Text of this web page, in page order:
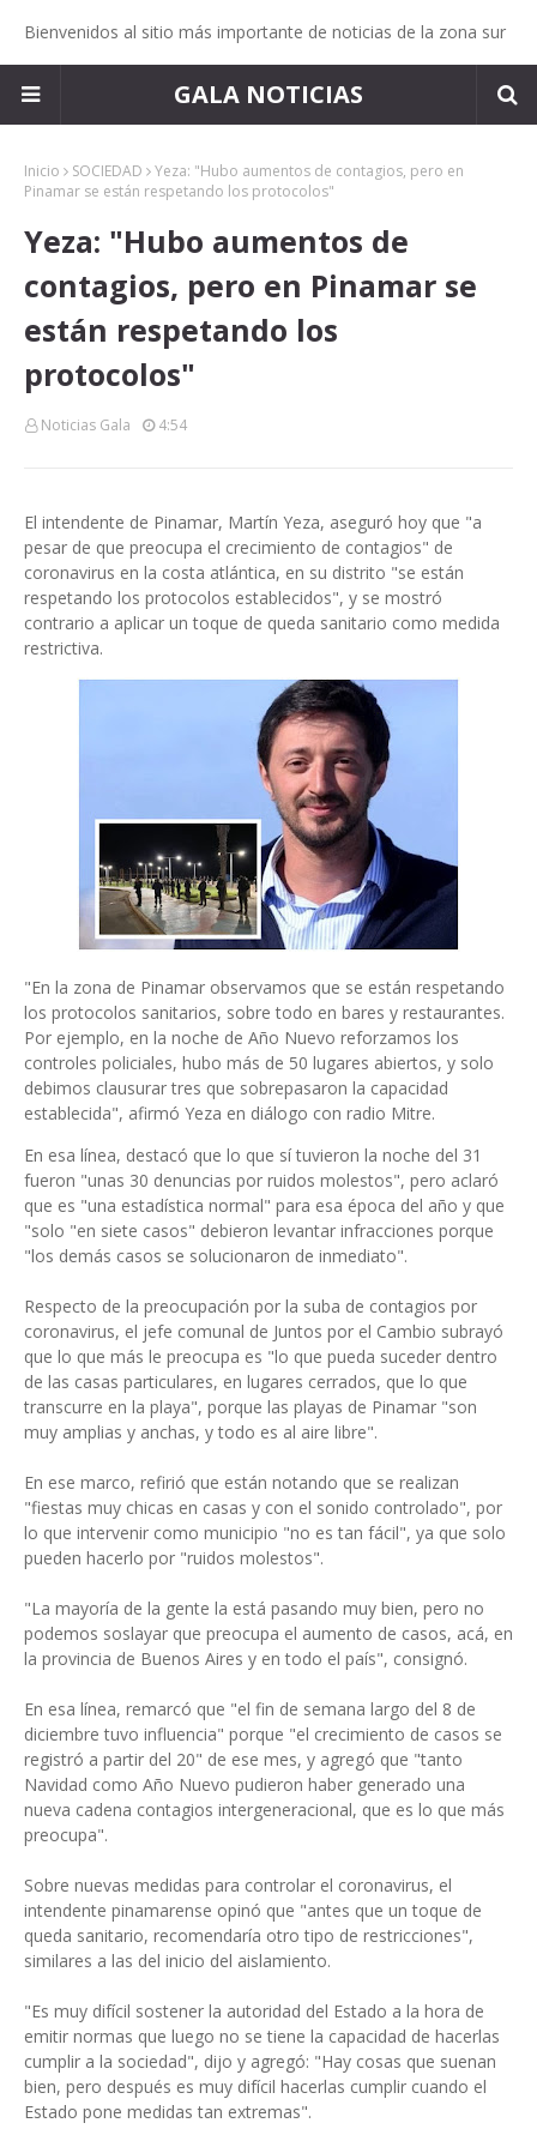
Bienvenidos al sitio más importante de noticias de la zona sur
GALA NOTICIAS
Inicio SOCIEDAD
Yeza: "Hubo aumentos de contagios, pero en
Pinamar se están respetando los protocolos"
Yeza: "Hubo aumentos de
contagios, pero en Pinamar se
están respetando los
protocolos"
Noticias Gala 4:54
El intendente de Pinamar, Martín Yeza, aseguró hoy que "a
pesar de que preocupa el crecimiento de contagios" de
coronavirus en la costa atlántica, en su distrito "se están
respetando los protocolos establecidos", y se mostró
contrario a aplicar un toque de queda sanitario como medida
restrictiva.
"En la zona de Pinamar observamos que se están respetando
los protocolos sanitarios, sobre todo en bares y restaurantes.
Por ejemplo, en la noche de Año Nuevo reforzamos los
controles policiales, hubo más de 50 lugares abiertos, y solo
debimos clausurar tres que sobrepasaron la capacidad
establecida", afirmó Yeza en diálogo con radio Mitre.
En esa línea, destacó que lo que sí tuvieron la noche del 31
fueron "unas 30 denuncias por ruidos molestos", pero aclaró
que es "una estadística normal" para esa época del año y que
"solo "en siete casos" debieron levantar infracciones porque
"los demás casos se solucionaron de inmediato".
Respecto de la preocupación por la suba de contagios por
coronavirus, el jefe comunal de Juntos por el Cambio subrayó
que lo que más le preocupa es "lo que pueda suceder dentro
de las casas particulares, en lugares cerrados, que lo que
transcurre en la playa", porque las playas de Pinamar "son
muy amplias y anchas, y todo es al aire libre".
En ese marco, refirió que están notando que se realizan
"fiestas muy chicas en casas y con el sonido controlado", por
lo que intervenir como municipio "no es tan fácil", ya que solo
pueden hacerlo por "ruidos molestos".
"La mayoría de la gente la está pasando muy bien, pero no
podemos soslayar que preocupa el aumento de casos, acá, en
la provincia de Buenos Aires y en todo el país", consignó.
En esa línea, remarcó que "el fin de semana largo del 8 de
diciembre tuvo influencia" porque "el crecimiento de casos se
registró a partir del 20" de ese mes, y agregó que "tanto
Navidad como Año Nuevo pudieron haber generado una
nueva cadena contagios intergeneracional, que es lo que más
preocupa".
Sobre nuevas medidas para controlar el coronavirus, el
intendente pinamarense opinó que "antes que un toque de
queda sanitario, recomendaría otro tipo de restricciones",
similares a las del inicio del aislamiento.
"Es muy difícil sostener la autoridad del Estado a la hora de
emitir normas que luego no se tiene la capacidad de hacerlas
cumplir a la sociedad", dijo y agregó: "Hay cosas que suenan
bien, pero después es muy difícil hacerlas cumplir cuando el
Estado pone medidas tan extremas".